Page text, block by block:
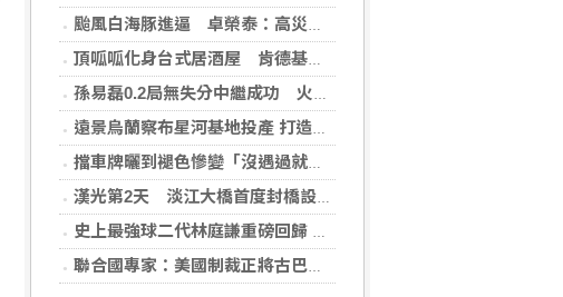
颱風白海豚進逼 卓榮泰：高災害潛勢區加強預防性整備
頂呱呱化身台式居酒屋 肯德基聯名EVA攻漫迷
孫易磊0.2局無失分中繼成功 火腿擊敗軟銀
遠景烏蘭察布星河基地投產 打造吉瓦級AI基礎設施新模式
擋車牌曬到褪色慘變「沒遇過就好了」！崔始源親朝聖崩潰喊：記得常換照片
漢光第2天 淡江大橋首度封橋設3防線阻敵直衝中樞
史上最強球二代林庭謙重磅回歸 林庭謙可否取代雙林成為戰神吸鈔機?
聯合國專家：美國制裁正將古巴推入全面危機